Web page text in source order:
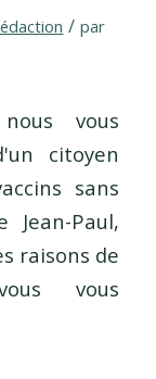
/ par
vous
citoyen
sans
Paul,
raisons de
vous